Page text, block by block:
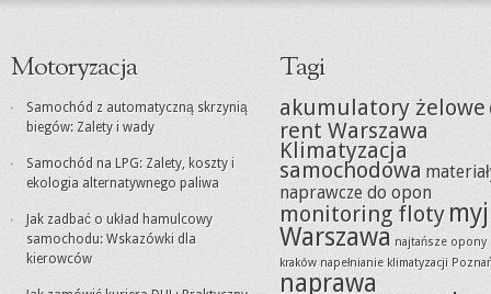
Motoryzacja
Samochód z automatyczną skrzynią
biegów: Zalety i wady
Samochód na LPG: Zalety, koszty i
ekologia alternatywnego paliwa
Jak zadbać o układ hamulcowy
samochodu: Wskazówki dla
kierowców
Tagi
akumulatory żelowe
rent Warszawa
Klimatyzacja
samochodowa
naprawcze do opon
monitoring floty
Warszawa najtańsze opony
kraków napełnianie klimatyzacji
naprawa